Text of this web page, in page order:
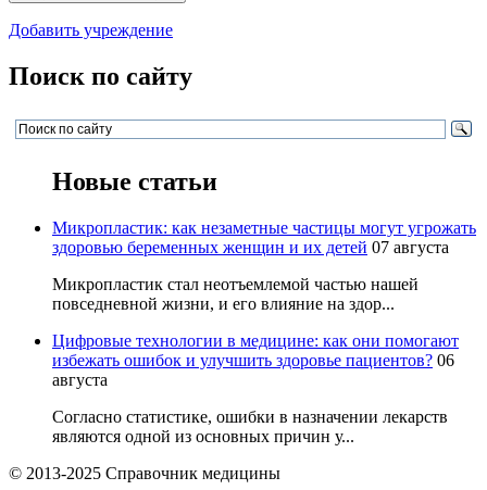
Добавить учреждение
Поиск по сайту
Новые статьи
Микропластик: как незаметные частицы могут угрожать
здоровью беременных женщин и их детей 07 августа
Микропластик стал неотъемлемой частью нашей
повседневной жизни, и его влияние на здор...
Цифровые технологии в медицине: как они помогают
избежать ошибок и улучшить здоровье пациентов? 06
августа
Согласно статистике, ошибки в назначении лекарств
являются одной из основных причин у...
© 2013-2025 Справочник медицины